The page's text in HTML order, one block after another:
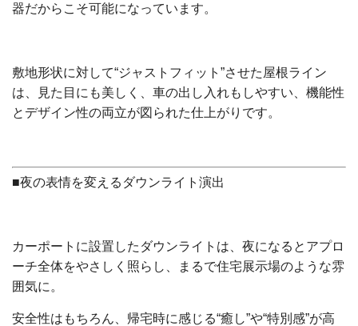
器だからこそ可能になっています。
敷地形状に対して“ジャストフィット”させた屋根ライン
は、見た目にも美しく、車の出し入れもしやすい、機能性
とデザイン性の両立が図られた仕上がりです。
■夜の表情を変えるダウンライト演出
カーポートに設置したダウンライトは、夜になるとアプロ
ーチ全体をやさしく照らし、まるで住宅展示場のような雰
囲気に。
安全性はもちろん、帰宅時に感じる“癒し”や“特別感”が高